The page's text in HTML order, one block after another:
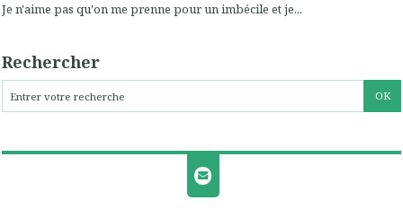
Je n'aime pas qu'on me prenne pour un imbécile et je...
Rechercher